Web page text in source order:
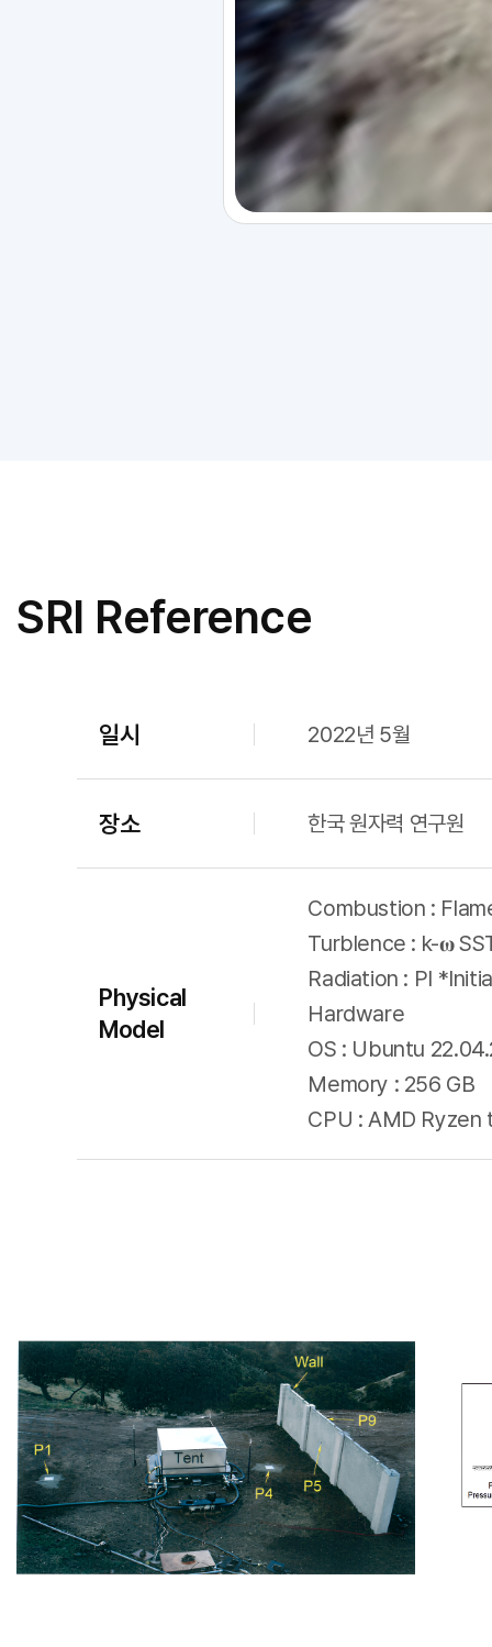
SRI Reference
일시 2022년 5월
장소 한국 원자력 연구원
Physical
Model
Combustion :
Turblence : k-𝛚
Radiation : PI
Hardware
OS : Ubuntu
Memory : 256 GB
CPU : AMD